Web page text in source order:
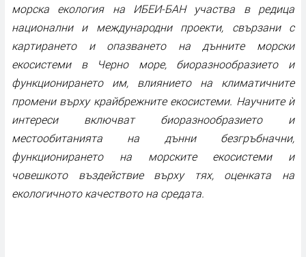
морска екология на ИБЕИ-БАН участва в редица
национални и международни проекти, свързани с
картирането и опазването на дънните морски
екосистеми в Черно море, биоразнообразието и
функционирането им, влиянието на климатичните
промени върху крайбрежните екосистеми. Научните ѝ
интереси включват биоразнообразието и
местообитанията на дънни безгръбначни,
функционирането на морските екосистеми и
човешкото въздействие върху тях, оценката на
екологичното качеството на средата.